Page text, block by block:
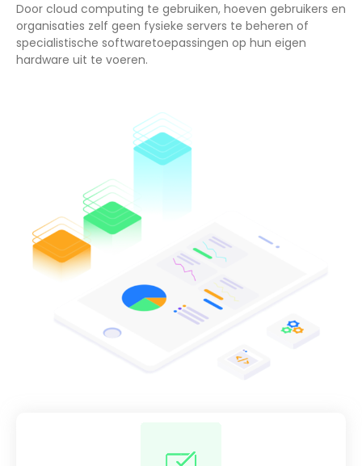
Door cloud computing te gebruiken, hoeven gebruikers en
organisaties zelf geen fysieke servers te beheren of
specialistische softwaretoepassingen op hun eigen
hardware uit te voeren.